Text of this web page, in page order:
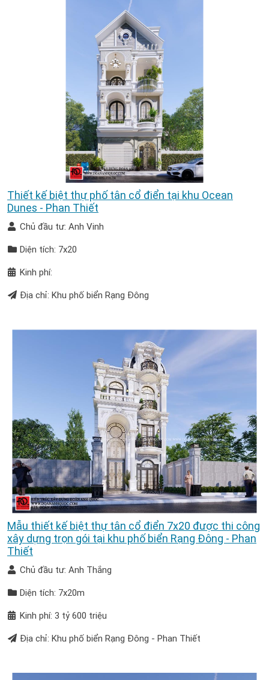
Thiết kế biệt thự phố tân cổ điển tại khu Ocean
Dunes - Phan Thiết
Chủ đầu tư: Anh Vinh
Diện tích: 7x20
Kinh phí:
Địa chỉ: Khu phố biển Rạng Đông
Mẫu thiết kế biệt thự tân cổ điển 7x20 được thi công
xây dựng trọn gói tại khu phố biển Rạng Đông - Phan
Thiết
Chủ đầu tư: Anh Thắng
Diện tích: 7x20m
Kinh phí: 3 tỷ 600 triệu
Địa chỉ: Khu phố biển Rạng Đông - Phan Thiết